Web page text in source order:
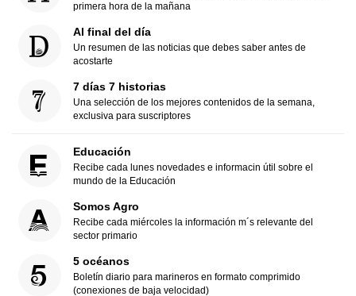
primera hora de la mañana
Al final del día
Un resumen de las noticias que debes saber antes de
acostarte
7 días 7 historias
Una selección de los mejores contenidos de la semana,
exclusiva para suscriptores
Educación
Recibe cada lunes novedades e informacin útil sobre el
mundo de la Educación
Somos Agro
Recibe cada miércoles la información m´s relevante del
sector primario
5 océanos
Boletín diario para marineros en formato comprimido
(conexiones de baja velocidad)